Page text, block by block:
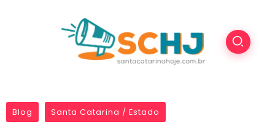
Blog Santa Catarina / Estado